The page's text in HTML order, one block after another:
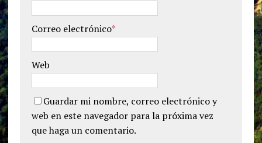
Correo electrónico*
Web
Guardar mi nombre, correo electrónico y
web en este navegador para la próxima vez
que haga un comentario.